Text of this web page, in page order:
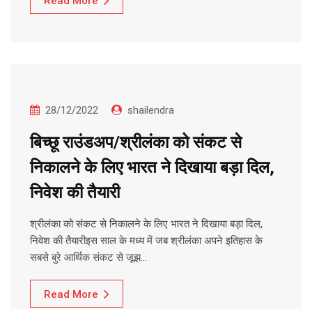
28/12/2022 shailendra
बिच्छू राउंडअप/श्रीलंका को संकट से
निकालने के लिए भारत ने दिखाया बड़ा दिल,
निवेश की तैयारी
श्रीलंका को संकट से निकालने के लिए भारत ने दिखाया बड़ा दिल,
निवेश की तैयारीइस साल के मध्य में जब श्रीलंका अपने इतिहास के
सबसे बुरे आर्थिक संकट से जूझ…
Read More